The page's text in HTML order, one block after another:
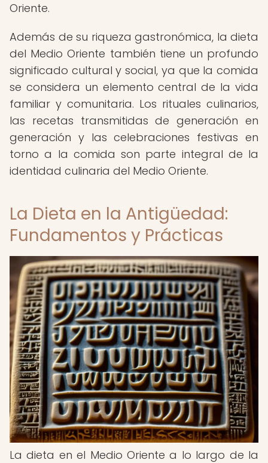
Oriente.
Además de su riqueza gastronómica, la dieta
del Medio Oriente también tiene un profundo
significado cultural y social, ya que la comida
se considera un elemento central de la vida
familiar y comunitaria. Los rituales culinarios,
las recetas transmitidas de generación en
generación y las celebraciones festivas en
torno a la comida son parte integral de la
identidad culinaria del Medio Oriente.
La Dieta en la Antigüedad:
Fundamentos y Prácticas
La dieta en el Medio Oriente a lo largo de la